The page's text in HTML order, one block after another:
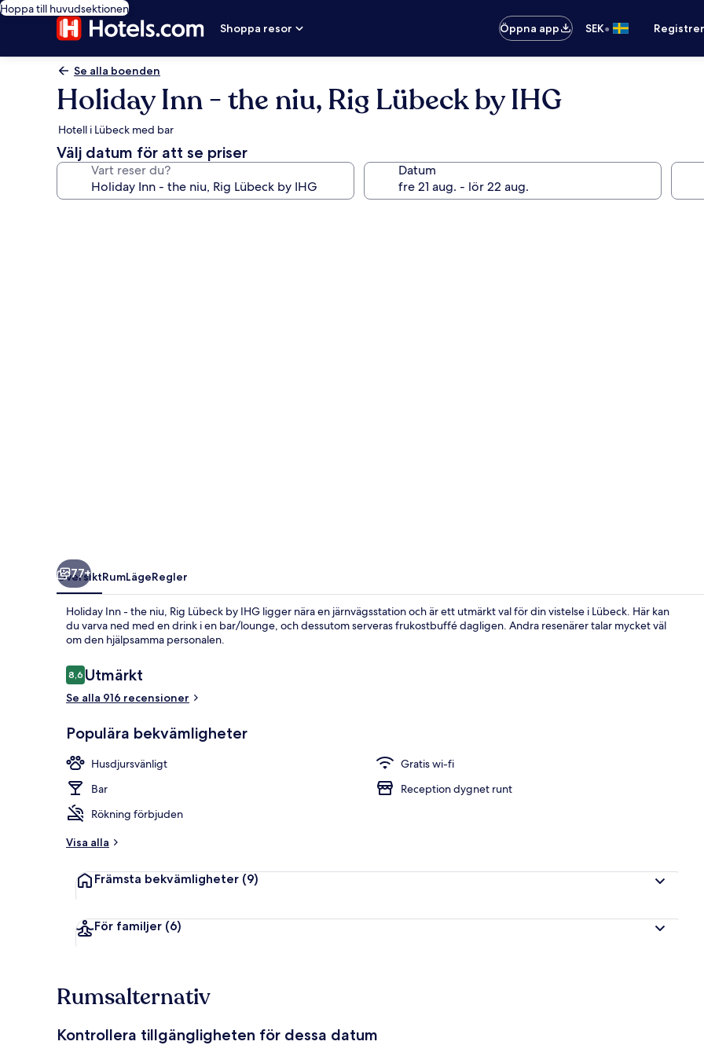
Hoppa till huvudsektionen
Shoppa resor
Öppna app SEK•
Se alla boenden
Holiday Inn - the niu, Rig Lübeck by IHG
Hotell i Lübeck med bar
Välj datum för att se priser
Vart reser du? Datum
77+
ÖversiktRumLägeRegler
Holiday Inn - the niu, Rig Lübeck by IHG ligger nära en järnvägsstation och är ett utmärkt val för din vistelse i Lübeck. Här kan
du varva ned med en drink i en bar/lounge, och dessutom serveras frukostbuffé dagligen. Andra resenärer talar mycket väl
om den hjälpsamma personalen.
Recensioner
8,68,6 av 10,
Utmärkt
Se alla 916 recensioner
Populära bekvämligheter
Husdjursvänligt
Gratis wi-fi
Bar
Reception dygnet runt
Rökning förbjuden
Visa alla
Främsta bekvämligheter (9)
För familjer (6)
Rumsalternativ
Kontrollera tillgängligheten för dessa datum